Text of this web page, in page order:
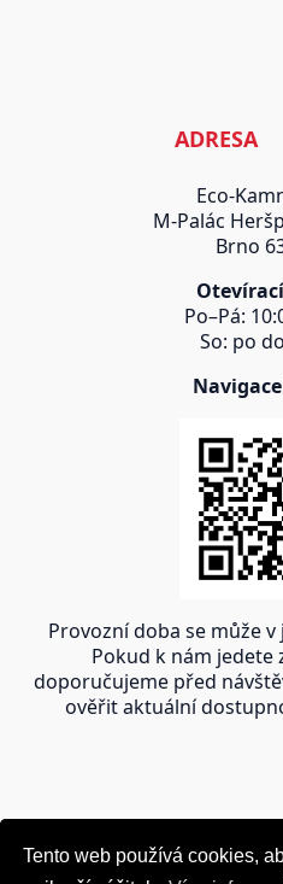
Tento web používá cookies,
Tento web používá cookies,
ADRESA
Eco-
M-Palác
Brno
Po–Pá:
So: po
Provozní doba se může
Pokud k nám jedete
doporučujeme před
ověřit aktuální